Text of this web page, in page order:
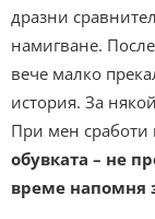
дразни
намигване.
вече малко
история. За
При мен сработи
обувката – не
време напомня